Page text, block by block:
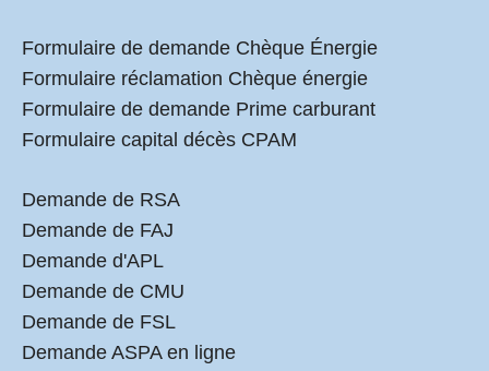
Formulaire de demande Chèque Énergie
Formulaire réclamation Chèque énergie
Formulaire de demande Prime carburant
Formulaire capital décès CPAM
Demande de RSA
Demande de FAJ
Demande d'APL
Demande de CMU
Demande de FSL
Demande ASPA en ligne